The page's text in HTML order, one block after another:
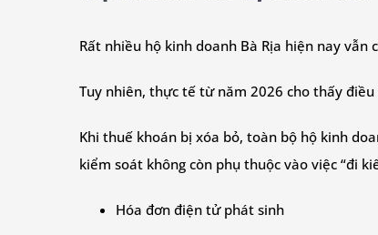
Rất nhiều hộ kinh doanh Bà Rịa hiện nay
Tuy nhiên, thực tế từ năm 2026 cho thấy
Khi thuế khoán bị xóa bỏ, toàn bộ hộ kinh
kiểm soát không còn phụ thuộc vào việc “đi
Hóa đơn điện tử phát sinh